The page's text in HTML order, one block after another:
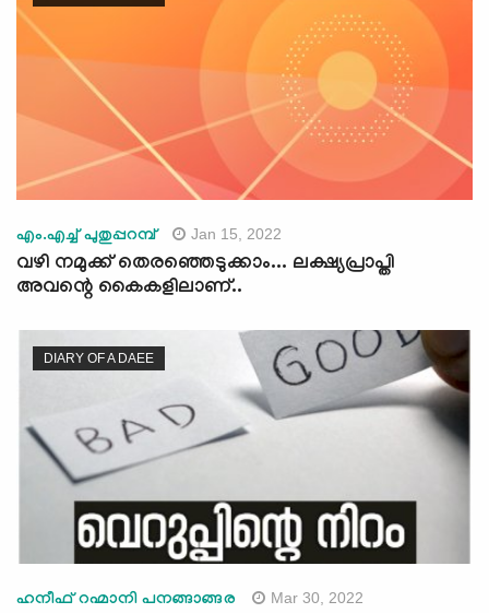
എം.എച്ച് പുതുപ്പറമ്പ് Jan 15, 2022
വഴി നമുക്ക് തെരഞ്ഞെടുക്കാം... ലക്ഷ്യപ്രാപ്തി
അവന്റെ കൈകളിലാണ്..
DIARY OF A DAEE
ഹനീഫ് റഹ്മാനി പനങ്ങാങ്ങര Mar 30, 2022